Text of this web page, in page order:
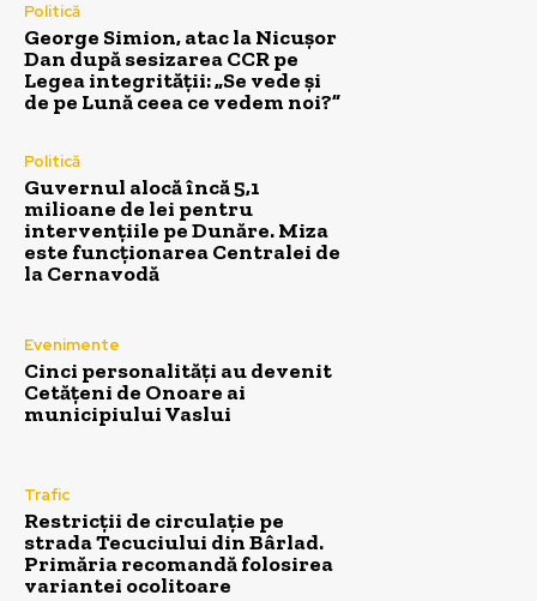
Politică
George Simion, atac la Nicușor
Dan după sesizarea CCR pe
Legea integrității: „Se vede și
de pe Lună ceea ce vedem noi?”
Politică
Guvernul alocă încă 5,1
milioane de lei pentru
intervențiile pe Dunăre. Miza
este funcționarea Centralei de
la Cernavodă
Evenimente
Cinci personalități au devenit
Cetățeni de Onoare ai
municipiului Vaslui
Trafic
Restricții de circulație pe
strada Tecuciului din Bârlad.
Primăria recomandă folosirea
variantei ocolitoare